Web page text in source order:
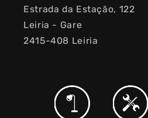
Estrada da Estação, 122
Leiria - Gare
2415-408 Leiria